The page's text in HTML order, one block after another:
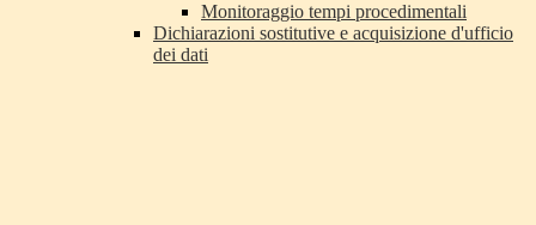
Monitoraggio tempi procedimentali
Dichiarazioni sostitutive e acquisizione d'ufficio
dei dati